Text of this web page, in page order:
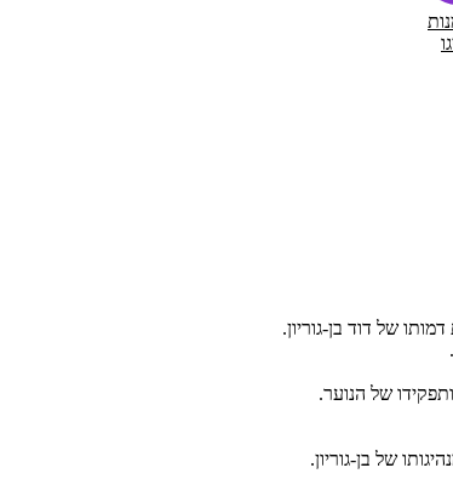
של דוד בן-גוריון.
של הנוער.
של בן-גוריון.